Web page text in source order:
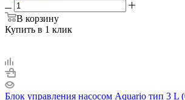
В корзину
Купить в 1 клик
Блок управления насосом Aquario тип 3 L